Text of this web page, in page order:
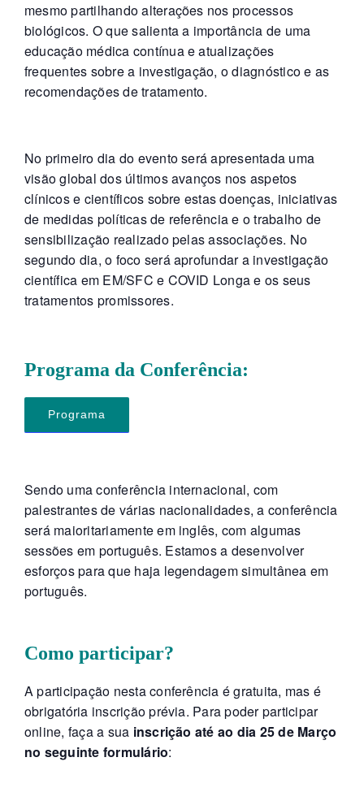
mesmo partilhando alterações nos processos
biológicos. O que salienta a importância de uma
educação médica contínua e atualizações
frequentes sobre a investigação, o diagnóstico e as
recomendações de tratamento.
No primeiro dia do evento será apresentada uma
visão global dos últimos avanços nos aspetos
clínicos e científicos sobre estas doenças, iniciativas
de medidas políticas de referência e o trabalho de
sensibilização realizado pelas associações. No
segundo dia, o foco será aprofundar a investigação
científica em EM/SFC e COVID Longa e os seus
tratamentos promissores.
Programa da Conferência:
Programa
Sendo uma conferência internacional, com
palestrantes de várias nacionalidades, a conferência
será maioritariamente em inglês, com algumas
sessões em português. Estamos a desenvolver
esforços para que haja legendagem simultânea em
português.
Como participar?
A participação nesta conferência é gratuita, mas é
obrigatória inscrição prévia. Para poder participar
online, faça a sua inscrição até ao dia 25 de Março
no seguinte formulário: